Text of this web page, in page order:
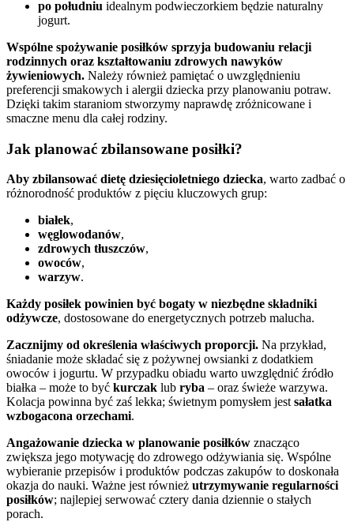
po południu idealnym podwieczorkiem będzie naturalny
jogurt.
Wspólne spożywanie posiłków sprzyja budowaniu relacji
rodzinnych oraz kształtowaniu zdrowych nawyków
żywieniowych. Należy również pamiętać o uwzględnieniu
preferencji smakowych i alergii dziecka przy planowaniu potraw.
Dzięki takim staraniom stworzymy naprawdę zróżnicowane i
smaczne menu dla całej rodziny.
Jak planować zbilansowane posiłki?
Aby zbilansować dietę dziesięcioletniego dziecka, warto zadbać o
różnorodność produktów z pięciu kluczowych grup:
białek,
węglowodanów,
zdrowych tłuszczów,
owoców,
warzyw.
Każdy posiłek powinien być bogaty w niezbędne składniki
odżywcze, dostosowane do energetycznych potrzeb malucha.
Zacznijmy od określenia właściwych proporcji. Na przykład,
śniadanie może składać się z pożywnej owsianki z dodatkiem
owoców i jogurtu. W przypadku obiadu warto uwzględnić źródło
białka – może to być kurczak lub ryba – oraz świeże warzywa.
Kolacja powinna być zaś lekka; świetnym pomysłem jest sałatka
wzbogacona orzechami.
Angażowanie dziecka w planowanie posiłków znacząco
zwiększa jego motywację do zdrowego odżywiania się. Wspólne
wybieranie przepisów i produktów podczas zakupów to doskonała
okazja do nauki. Ważne jest również utrzymywanie regularności
posiłków; najlepiej serwować cztery dania dziennie o stałych
porach.